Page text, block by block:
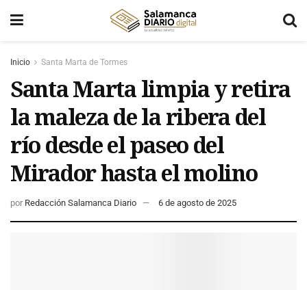
Inicio Santa Marta de Tormes
Santa Marta limpia y retira
la maleza de la ribera del
río desde el paseo del
Mirador hasta el molino
por Redacción Salamanca Diario 6 de agosto de 2025